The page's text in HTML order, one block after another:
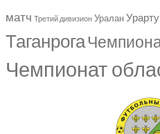
матч Третий дивизион УраланУрарту
Таганрога
Чемпионат